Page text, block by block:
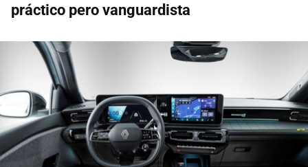
práctico pero vanguardista